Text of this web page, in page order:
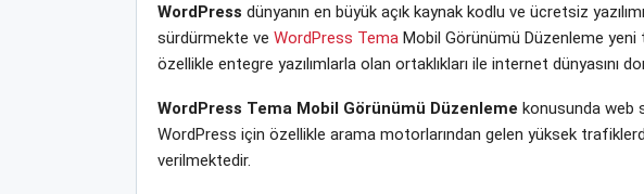
WordPress dünyanın en büyük açık kaynak kodlu ve ücretsiz
sürdürmekte ve WordPress TemaMobil Görünümü Düzenleme yeni
özellikle entegre yazılımlarla olan ortaklıkları ile internet dünyasını
WordPress Tema Mobil Görünümü Düzenleme konusunda web
WordPress için özellikle arama motorlarından gelen yüksek
verilmektedir.